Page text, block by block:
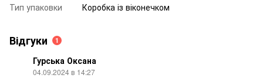
Тип упаковки
Коробка із віконечком
Відгуки 1
Гурська Оксана
04.09.2024 в 14:27